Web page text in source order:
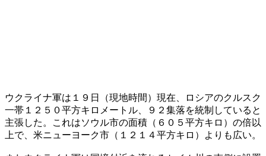
ウクライナ軍は１９日（現地時間）現在、ロシアのクルスク
一帯１２５０平方キロメートル、９２集落を統制していると
主張した。これはソウル市の面積（６０５平方キロ）の倍以
上で、米ニューヨーク市（１２１４平方キロ）よりも広い。